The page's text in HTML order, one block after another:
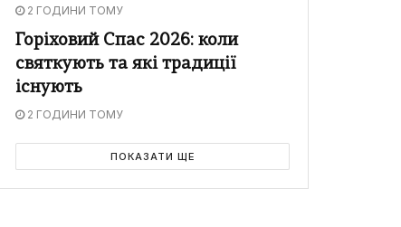
2 ГОДИНИ ТОМУ
Горіховий Спас 2026: коли
святкують та які традиції
існують
2 ГОДИНИ ТОМУ
ПОКАЗАТИ ЩЕ